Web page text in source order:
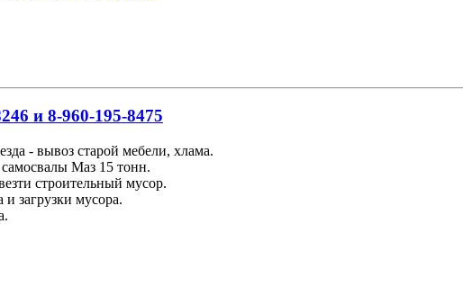
и 8-960-195-8475
- вывоз старой мебели, хлама.
Маз 15 тонн.
строительный мусор.
загрузки мусора.